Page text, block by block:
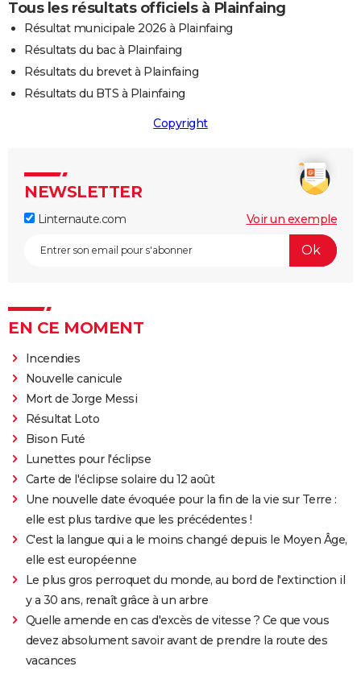
Tous les résultats officiels à Plainfaing
Résultat municipale 2026 à Plainfaing
Résultats du bac à Plainfaing
Résultats du brevet à Plainfaing
Résultats du BTS à Plainfaing
Copyright
NEWSLETTER
Linternaute.com Voir un exemple
EN CE MOMENT
Incendies
Nouvelle canicule
Mort de Jorge Messi
Résultat Loto
Bison Futé
Lunettes pour l'éclipse
Carte de l'éclipse solaire du 12 août
Une nouvelle date évoquée pour la fin de la vie sur Terre :
elle est plus tardive que les précédentes !
C'est la langue qui a le moins changé depuis le Moyen Âge,
elle est européenne
Le plus gros perroquet du monde, au bord de l'extinction il
y a 30 ans, renaît grâce à un arbre
Quelle amende en cas d'excès de vitesse ? Ce que vous
devez absolument savoir avant de prendre la route des
vacances